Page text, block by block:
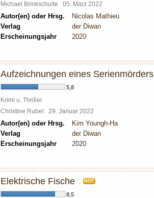
Michael Brinkschulte 05. März 2022
Autor(en) oder Hrsg.
Nicolas Mathieu
Verlag
der Diwan
Erscheinungsjahr
2020
Aufzeichnungen eines Serienmörders
5,8
Krimi u. Thriller
Christine Rubel 29. Januar 2022
Autor(en) oder Hrsg.
Kim Youngh-Ha
Verlag
der Diwan
Erscheinungsjahr
2020
Elektrische Fische HOT
8,5